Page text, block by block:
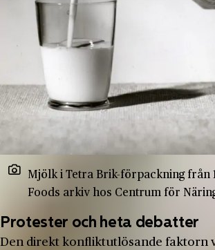
Mjölk i Tetra Brik-förpackning från
Foods arkiv hos Centrum för
Protester och heta debatter
Den direkt konfliktutlösande faktorn